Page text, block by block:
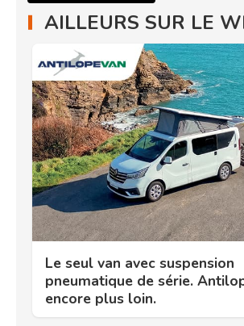
AILLEURS SUR LE
Le seul van avec suspension
pneumatique de série.
encore plus loin.